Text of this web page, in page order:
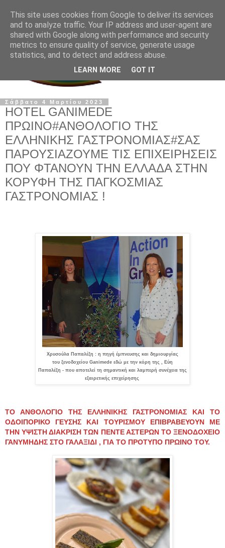
Σάββατο 4 Μαρτίου 2023
HOTEL GANIMEDE
ΠΡΩΙΝΟ#ΑΝΘΟΛΟΓΙΟ ΤΗΣ
ΕΛΛΗΝΙΚΗΣ ΓΑΣΤΡΟΝΟΜΙΑΣ#ΣΑΣ
ΠΑΡΟΥΣΙΑΖΟΥΜΕ ΤΙΣ ΕΠΙΧΕΙΡΗΣΕΙΣ
ΠΟΥ ΦΤΑΝΟΥΝ ΤΗΝ ΕΛΛΑΔΑ ΣΤΗΝ
ΚΟΡΥΦΗ ΤΗΣ ΠΑΓΚΟΣΜΙΑΣ
ΓΑΣΤΡΟΝΟΜΙΑΣ !
Χρυσούλα Παπαλέξη : η πηγή έμπνευσης και δημιουργίας
του ξενοδοχείου Ganimede εδώ με την κόρη της , Εύη
Παπαλέξη - που αποτελεί τη σημαντική και λαμπερή συνέχεια της
εξαιρετικής επιχείρησης
ΤΟ ΑΝΘΟΛΟΓΙΟ ΤΗΣ ΕΛΛΗΝΙΚΗΣ ΓΑΣΤΡΟΝΟΜΙΑΣ ΚΑΙ ΤΟ
ΟΔΟΙΠΟΡΙΚΟ ΓΕΥΣΗΣ ΚΑΙ ΤΟΥΡΙΣΜΟΥ ΕΠΙΒΡΑΒΕΥΟΥΝ ΜΕ
ΤΗΝ ΥΨΙΣΤΗ ΔΙΑΚΡΙΣΗ ΤΩΝ ΠΕΝΤΕ ΑΣΤΕΡΩΝ ΤΟ ΞΕΝΟΔΟΧΕΙΟ
ΓΑΝYΜΗΔΗΣ ΣΤΟ ΓΑΛΑΞΙΔΙ , ΓΙΑ ΤΟ ΠΡΟΤΥΠΟ ΠΡΩΙΝΟ ΤΟΥ.
This site uses cookies from Google to deliver its services
and to analyze traffic. Your IP address and user-agent are
shared with Google along with performance and security
metrics to ensure quality of service, generate usage
statistics, and to detect and address abuse.
LEARN MORE GOT IT